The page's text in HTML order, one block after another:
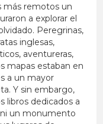
más remotos un
a explorar el
Peregrinas,
inglesas,
aventureras,
mapas estaban en
a un mayor
Y sin embargo,
libros dedicados a
ni un monumento